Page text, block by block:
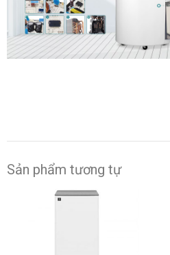
Sản phẩm tương tự